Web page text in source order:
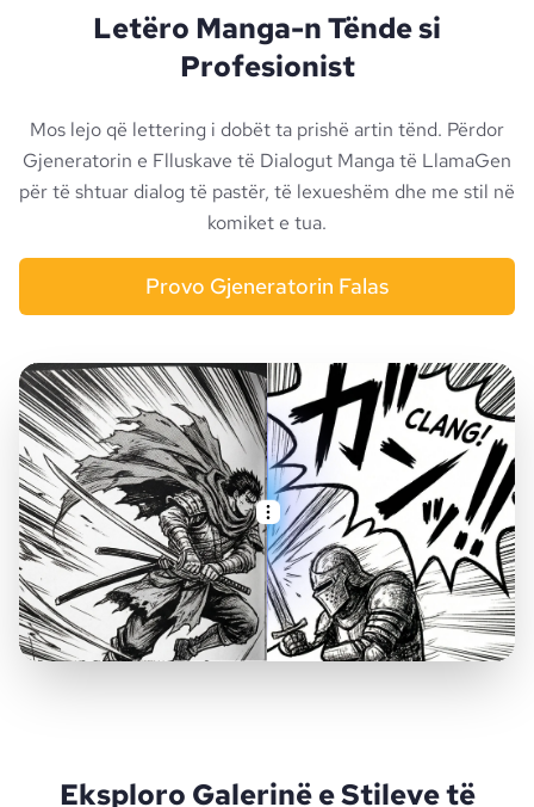
Letëro Manga-n Tënde si
Profesionist
Mos lejo që lettering i dobët ta prishë artin tënd. Përdor
Gjeneratorin e Flluskave të Dialogut Manga të LlamaGen
për të shtuar dialog të pastër, të lexueshëm dhe me stil në
komiket e tua.
Provo Gjeneratorin Falas
Eksploro Galerinë e Stileve të